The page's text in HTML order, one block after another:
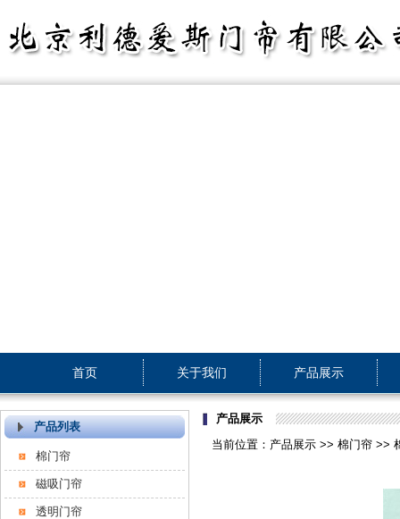
首页 关于我们 产品展示
产品列表
棉门帘
磁吸门帘
透明门帘
产品展示
当前位置：产品展示 >> 棉门帘 >>